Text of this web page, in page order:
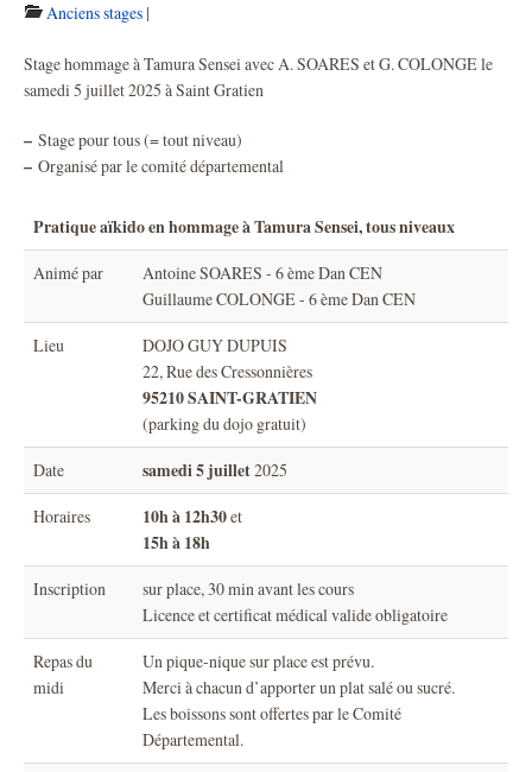
Anciens stages |
Stage hommage à Tamura Sensei avec A. SOARES et G. COLONGE le
samedi 5 juillet 2025 à Saint Gratien
– Stage pour tous (= tout niveau)
– Organisé par le comité départemental
Pratique aïkido en hommage à Tamura Sensei, tous niveaux
Animé par
Antoine SOARES - 6 ème Dan CEN
Guillaume COLONGE - 6 ème Dan CEN
Lieu
DOJO GUY DUPUIS
22, Rue des Cressonnières
95210 SAINT-GRATIEN
(parking du dojo gratuit)
Date samedi 5 juillet2025
Horaires 10h à 12h30et
15h à 18h
Inscription
sur place, 30 min avant les cours
Licence et certificat médical valide obligatoire
Repas du
midi
Un pique-nique sur place est prévu.
Merci à chacun d’apporter un plat salé ou sucré.
Les boissons sont offertes par le Comité
Départemental.